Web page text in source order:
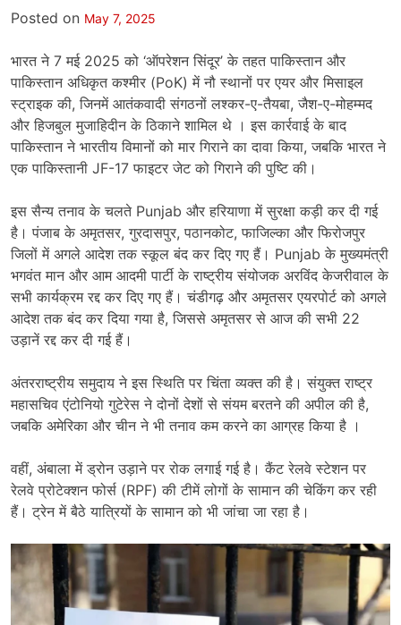
Posted on May 7, 2025
भारत ने 7 मई 2025 को ‘ऑपरेशन सिंदूर’ के तहत पाकिस्तान और
पाकिस्तान अधिकृत कश्मीर (PoK) में नौ स्थानों पर एयर और मिसाइल
स्ट्राइक की, जिनमें आतंकवादी संगठनों लश्कर-ए-तैयबा, जैश-ए-मोहम्मद
और हिजबुल मुजाहिदीन के ठिकाने शामिल थे । इस कार्रवाई के बाद
पाकिस्तान ने भारतीय विमानों को मार गिराने का दावा किया, जबकि भारत ने
एक पाकिस्तानी JF-17 फाइटर जेट को गिराने की पुष्टि की।
इस सैन्य तनाव के चलते Punjab और हरियाणा में सुरक्षा कड़ी कर दी गई
है। पंजाब के अमृतसर, गुरदासपुर, पठानकोट, फाजिल्का और फिरोजपुर
जिलों में अगले आदेश तक स्कूल बंद कर दिए गए हैं। Punjab के मुख्यमंत्री
भगवंत मान और आम आदमी पार्टी के राष्ट्रीय संयोजक अरविंद केजरीवाल के
सभी कार्यक्रम रद्द कर दिए गए हैं। चंडीगढ़ और अमृतसर एयरपोर्ट को अगले
आदेश तक बंद कर दिया गया है, जिससे अमृतसर से आज की सभी 22
उड़ानें रद्द कर दी गई हैं।
अंतरराष्ट्रीय समुदाय ने इस स्थिति पर चिंता व्यक्त की है। संयुक्त राष्ट्र
महासचिव एंटोनियो गुटेरेस ने दोनों देशों से संयम बरतने की अपील की है,
जबकि अमेरिका और चीन ने भी तनाव कम करने का आग्रह किया है ।
वहीं, अंबाला में ड्रोन उड़ाने पर रोक लगाई गई है। कैंट रेलवे स्टेशन पर
रेलवे प्रोटेक्शन फोर्स (RPF) की टीमें लोगों के सामान की चेकिंग कर रही
हैं। ट्रेन में बैठे यात्रियों के सामान को भी जांचा जा रहा है।